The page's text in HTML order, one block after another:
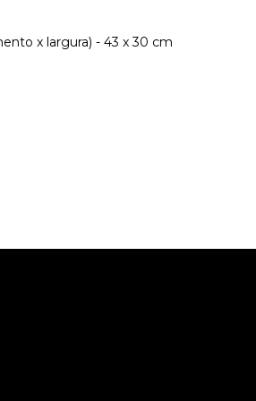
x largura) - 43 x 30 cm